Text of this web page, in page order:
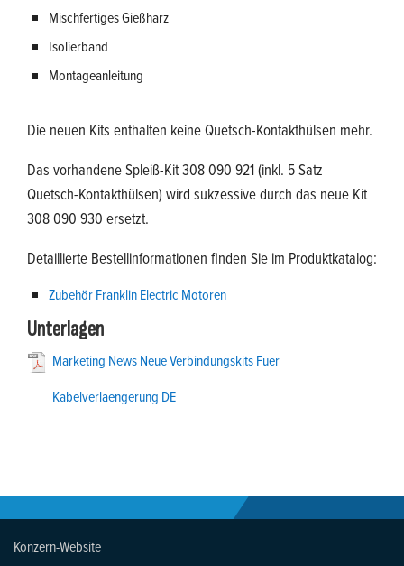
Mischfertiges Gießharz
Isolierband
Montageanleitung
Die neuen Kits enthalten keine Quetsch-Kontakthülsen mehr.
Das vorhandene Spleiß-Kit 308 090 921 (inkl. 5 Satz
Quetsch-Kontakthülsen) wird sukzessive durch das neue Kit
308 090 930 ersetzt.
Detaillierte Bestellinformationen finden Sie im Produktkatalog:
Zubehör Franklin Electric Motoren
Unterlagen
Marketing News Neue Verbindungskits Fuer
Kabelverlaengerung DE
Konzern-Website